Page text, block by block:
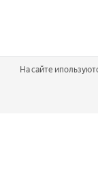
На сайте